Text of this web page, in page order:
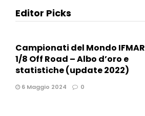
Editor Picks
Campionati del Mondo IFMAR
1/8 Off Road – Albo d’oro e
statistiche (update 2022)
6 Maggio 2024 0